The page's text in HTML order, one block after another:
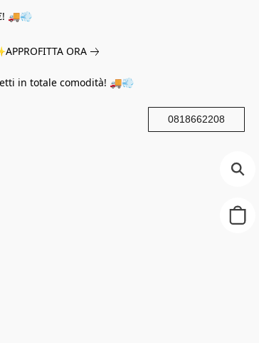
🚚💨
APPROFITTA ORA
in totale comodità! 🚚💨
0818662208